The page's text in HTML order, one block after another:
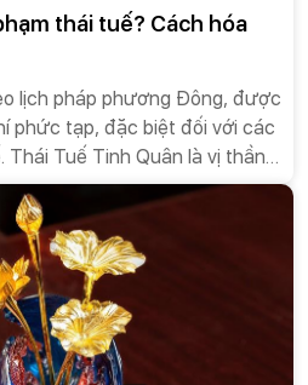
thái tuế? Cách hóa
lịch pháp phương Đông, được
phức tạp, đặc biệt đối với các
Thái Tuế Tinh Quân là vị thần
năm đó, và khi Địa Chi của
hại, tương phá, hoặc trùng
đó sẽ phải đối mặt với
cuộc sống.